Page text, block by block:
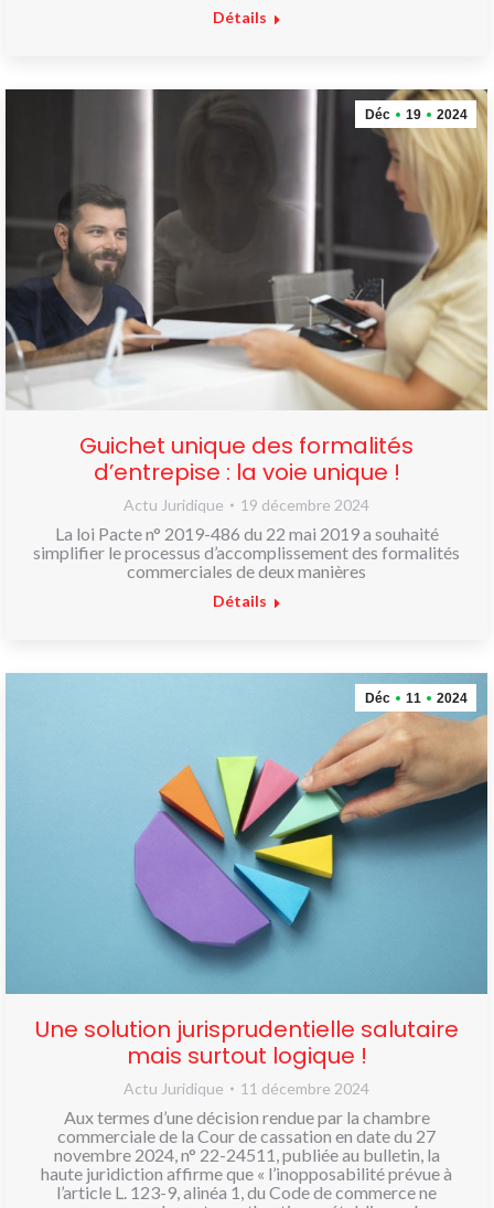
Détails
Déc 19 2024
Guichet unique des formalités
d’entrepise : la voie unique !
Actu Juridique 19 décembre 2024
La loi Pacte n° 2019-486 du 22 mai 2019 a souhaité
simplifier le processus d’accomplissement des formalités
commerciales de deux manières
Détails
Déc 11 2024
Une solution jurisprudentielle salutaire
mais surtout logique !
Actu Juridique 11 décembre 2024
Aux termes d’une décision rendue par la chambre
commerciale de la Cour de cassation en date du 27
novembre 2024, n° 22-24511, publiée au bulletin, la
haute juridiction affirme que « l’inopposabilité prévue à
l’article L. 123-9, alinéa 1, du Code de commerce ne